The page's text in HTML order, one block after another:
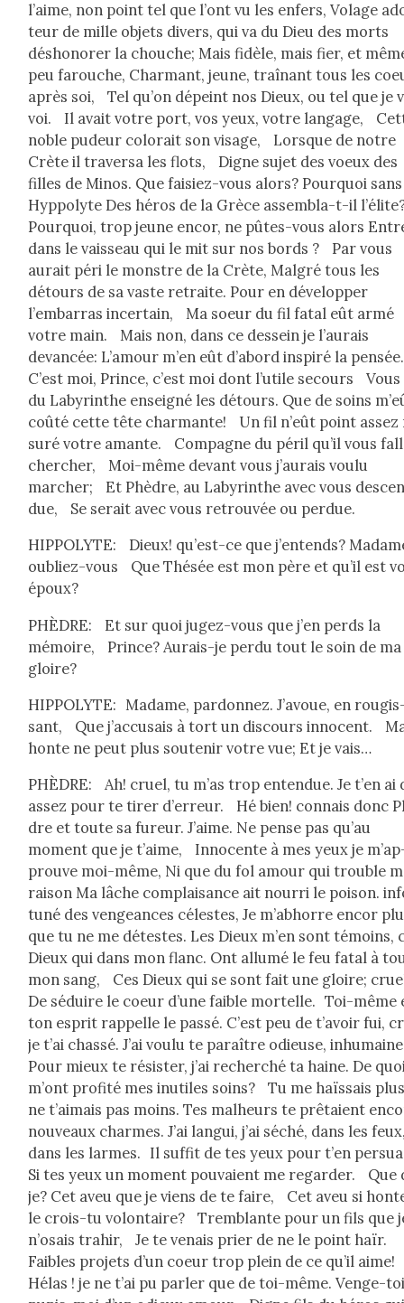
l’aime, non point tel que l’ont vu les enfers, Volage
teur de mille objets divers, qui va du Dieu des morts
déshon­or­er la chouche; Mais fidèle, mais fier, et
peu farouche, Char­mant, jeune, traî­nant tous les
après soi, Tel qu’on dépeint nos Dieux, ou tel que je
voi. Il avait votre port, vos yeux, votre lan­gage,
noble pudeur col­orait son vis­age, Lorsque de notre
Crète il tra­ver­sa les flots, Digne sujet des voeux des
filles de Minos. Que faisiez-vous alors? Pourquoi sans
Hyp­poly­te Des héros de la Grèce assem­bla-t-il
Pourquoi, trop jeune encor, ne pûtes-vous alors
dans le vais­seau qui le mit sur nos bor­ds ? Par vous
aurait péri le mon­stre de la Crète, Mal­gré tous les
détours de sa vaste retraite. Pour en dévelop­per
l’embarras incer­tain, Ma soeur du fil fatal eût armé
votre main. Mais non, dans ce des­sein je l’au­rais
devancée: L’amour m’en eût d’abord inspiré la
C’est moi, Prince, c’est moi dont l’u­tile sec­ours
du Labyrinthe enseigné les détours. Que de soins
coûté cette tête char­mante! Un fil n’eût point
suré votre amante. Com­pagne du péril qu’il vous
chercher, Moi-même devant vous j’au­rais voulu
marcher; Et Phè­dre, au Labyrinthe avec vous
due, Se serait avec vous retrou­vée ou per­due.
HIPPOLYTE: Dieux! qu’est-ce que j’en­tends?
oubliez-vous Que Thésée est mon père et qu’il est
époux?
PHÈDRE: Et sur quoi jugez-vous que j’en perds la
mémoire, Prince? Aurais-je per­du tout le soin de ma
gloire?
HIPPOLYTE: Madame, par­don­nez. J’avoue, en
sant, Que j’ac­cu­sais à tort un dis­cours inno­cent.
honte ne peut plus soutenir votre vue; Et je vais…
PHÈDRE: Ah! cru­el, tu m’as trop enten­due. Je t’en ai
assez pour te tir­er d’er­reur. Hé bien! con­nais donc
dre et toute sa fureur. J’aime. Ne pense pas qu’au
moment que je t’aime, Inno­cente à mes yeux je
prou­ve moi-même, Ni que du fol amour qui trou­ble
rai­son Ma lâche com­plai­sance ait nour­ri le poi­son.
tuné des vengeances célestes, Je m’ab­horre encor
que tu ne me détestes. Les Dieux m’en sont témoins,
Dieux qui dans mon flanc. Ont allumé le feu fatal à
mon sang, Ces Dieux qui se sont fait une gloire;
De séduire le coeur d’une faible mortelle. Toi-même
ton esprit rap­pelle le passé. C’est peu de t’avoir fui,
je t’ai chas­sé. J’ai voulu te paraître odieuse,
Pour mieux te résis­ter, j’ai recher­ché ta haine. De
m’ont prof­ité mes inutiles soins? Tu me haïs­sais
ne t’aimais pas moins. Tes mal­heurs te prê­taient
nou­veaux charmes. J’ai lan­gui, j’ai séché, dans les
dans les larmes. Il suf­fit de tes yeux pour t’en
Si tes yeux un moment pou­vaient me regarder. Que
je? Cet aveu que je viens de te faire, Cet aveu si
le crois-tu volon­taire? Trem­blante pour un fils que
n’o­sais trahir, Je te venais prier de ne le point haïr.
Faibles pro­jets d’un coeur trop plein de ce qu’il
Hélas ! je ne t’ai pu par­ler que de toi-même. Venge-